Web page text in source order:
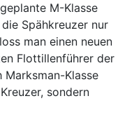
M-Klasse
Spähkreuzer nur
man einen neuen
Flottillenführer der
Klasse
sondern